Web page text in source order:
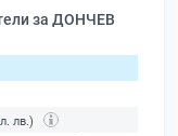
за ДОНЧЕВ
лв.)